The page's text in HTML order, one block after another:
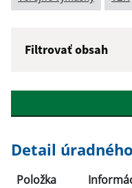
Filtrovať obsah
Popis:
Detail
Položka